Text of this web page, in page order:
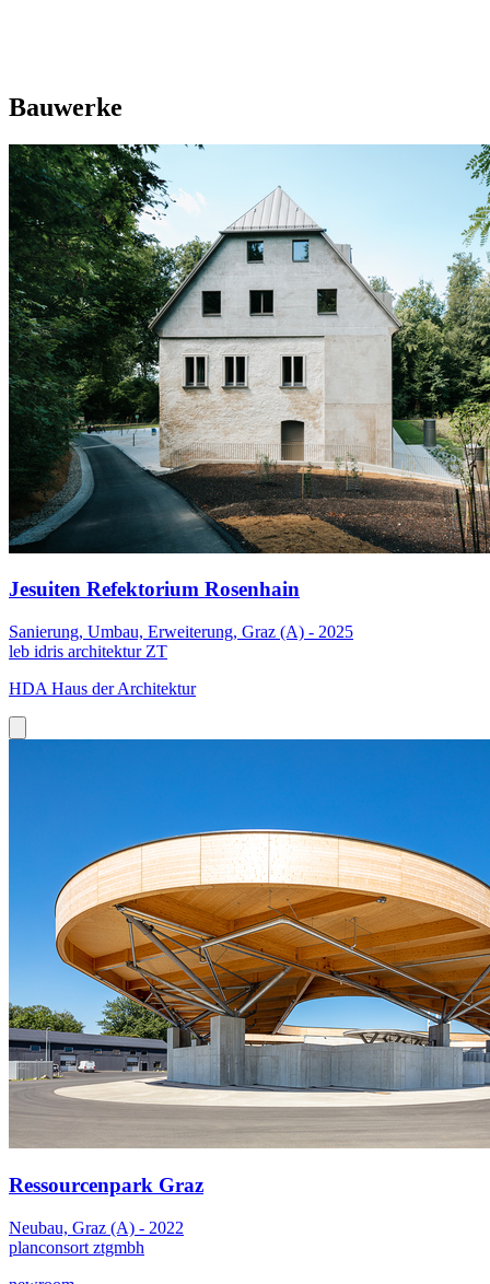
Bauwerke
Jesuiten Refektorium Rosenhain
Sanierung, Umbau, Erweiterung, Graz (A) - 2025
leb idris architektur ZT
HDA Haus der Architektur
Ressourcenpark Graz
Neubau, Graz (A) - 2022
planconsort ztgmbh